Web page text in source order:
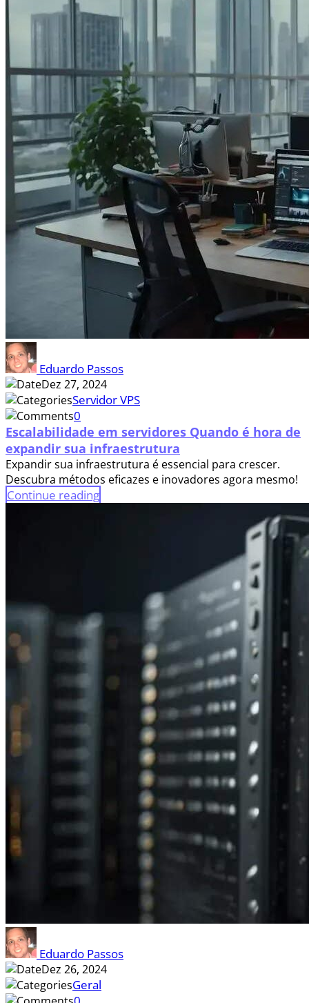
Eduardo Passos
Dez 27, 2024
Servidor VPS
0
Escalabilidade em servidores Quando é hora de
expandir sua infraestrutura
Expandir sua infraestrutura é essencial para crescer.
Descubra métodos eficazes e inovadores agora mesmo!
Continue reading
Eduardo Passos
Dez 26, 2024
Geral